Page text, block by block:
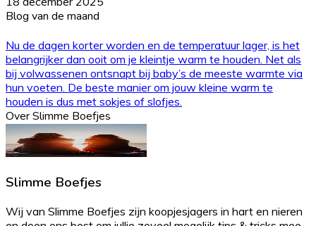
Blog van de maand
Nu de dagen korter worden en de temperatuur lager, is het
belangrijker dan ooit om je kleintje warm te houden. Net als
bij volwassenen ontsnapt bij baby’s de meeste warmte via
hun voeten. De beste manier om jouw kleine warm te
houden is dus met sokjes of slofjes.
Over Slimme Boefjes
Slimme Boefjes
Wij van Slimme Boefjes zijn koopjesjagers in hart en nieren